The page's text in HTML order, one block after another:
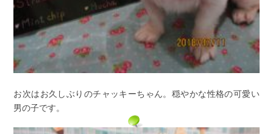
お次はお久しぶりのチャッキーちゃん。穏やかな性格の可愛い
男の子です。